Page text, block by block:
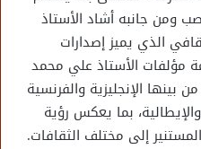
ومن جانبه أشاد الأستاذ
الذي يميز إصدارات
مؤلفات الأستاذ علي محمد
بينها الإنجليزية والفرنسية
والإيطالية، بما يعكس رؤية
إلى مختلف الثقافات.